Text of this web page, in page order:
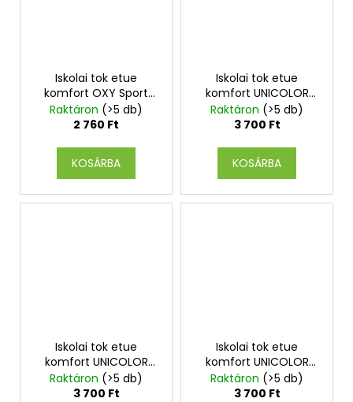
Iskolai tok etue
komfort OXY Sport
Camo girl
Raktáron (>5 db)
2 760 Ft
KOSÁRBA
Iskolai tok etue
komfort UNICOLOR
blue
Raktáron (>5 db)
3 700 Ft
KOSÁRBA
Iskolai tok etue
komfort UNICOLOR
appricot
Raktáron (>5 db)
3 700 Ft
Iskolai tok etue
komfort UNICOLOR
black
Raktáron (>5 db)
3 700 Ft